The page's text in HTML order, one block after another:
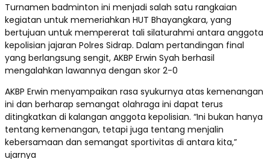
Turnamen badminton ini menjadi salah satu rangkaian
kegiatan untuk memeriahkan HUT Bhayangkara, yang
bertujuan untuk mempererat tali silaturahmi antara anggota
kepolisian jajaran Polres Sidrap. Dalam pertandingan final
yang berlangsung sengit, AKBP Erwin Syah berhasil
mengalahkan lawannya dengan skor 2-0
AKBP Erwin menyampaikan rasa syukurnya atas kemenangan
ini dan berharap semangat olahraga ini dapat terus
ditingkatkan di kalangan anggota kepolisian. “Ini bukan hanya
tentang kemenangan, tetapi juga tentang menjalin
kebersamaan dan semangat sportivitas di antara kita,”
ujarnya